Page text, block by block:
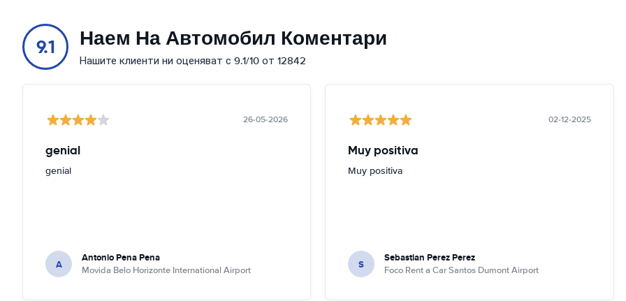
9.1 Наем На Автомобил Коментари
Нашите клиенти ни оценяват с 9.1/10 от 12842
26-05-2026
genial
genial
A Antonio Pena Pena
Movida Belo Horizonte International Airport
02-12-2025
Muy positiva
Muy positiva
S Sebastian Perez Perez
Foco Rent a Car Santos Dumont Airport